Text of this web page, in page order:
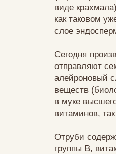
виде
как таковом
слое
Сегодня
отправляют
алейроновый
веществ
в муке
витаминов,
Отруби
группы В,